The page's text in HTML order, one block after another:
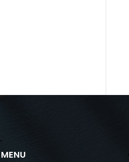
MENU